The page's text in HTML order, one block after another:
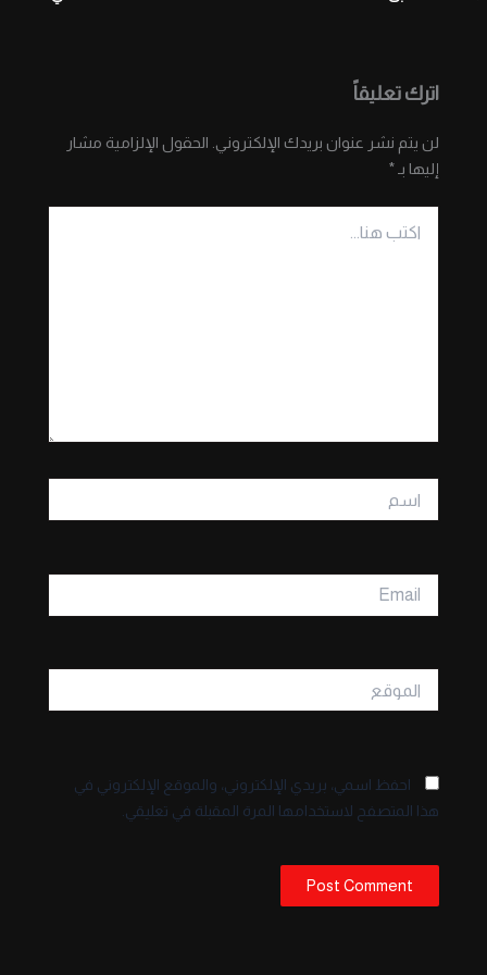
اترك تعليقاً
لن يتم نشر عنوان بريدك الإلكتروني. الحقول الإلزامية مشار
إليها بـ*
هنا...
احفظ اسمي، بريدي الإلكتروني، والموقع الإلكتروني في
هذا المتصفح لاستخدامها المرة المقبلة في تعليقي.